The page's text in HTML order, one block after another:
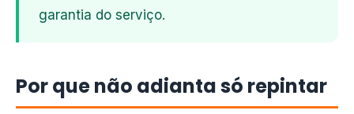
garantia do serviço.
Por que não adianta só repintar